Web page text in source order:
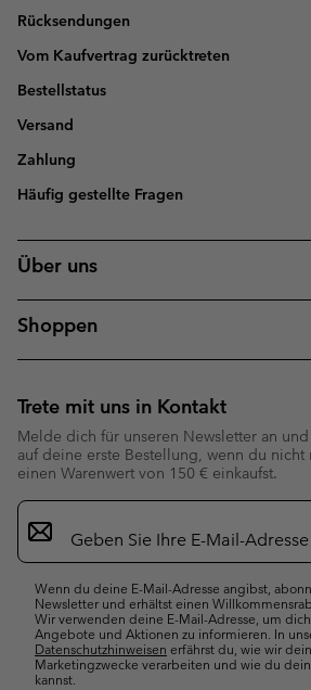
Rücksendungen
Vom Kaufvertrag zurücktreten
Bestellstatus
Versand
Zahlung
Häufig gestellte Fragen
Über uns
Shoppen
Trete mit uns in Kontakt
Melde dich für unseren Newsletter an
auf deine erste Bestellung, wenn du
einen Warenwert von 150 € einkaufst.
Newsletter-
Anmeldung
Wenn du deine E-Mail-Adresse angibst,
Newsletter und erhältst einen
Wir verwenden deine E-Mail-Adresse, um
Angebote und Aktionen zu informieren. In
Datenschutzhinweisen erfährst du, wie wir
Marketingzwecke verarbeiten und wie du
kannst.